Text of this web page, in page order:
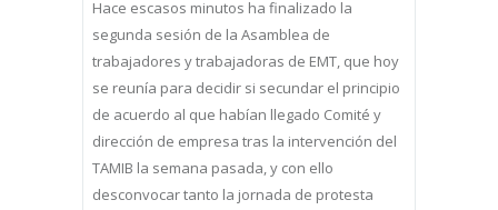
Hace escasos minutos ha finalizado la
segunda sesión de la Asamblea de
trabajadores y trabajadoras de EMT, que hoy
se reunía para decidir si secundar el principio
de acuerdo al que habían llegado Comité y
dirección de empresa tras la intervención del
TAMIB la semana pasada, y con ello
desconvocar tanto la jornada de protesta